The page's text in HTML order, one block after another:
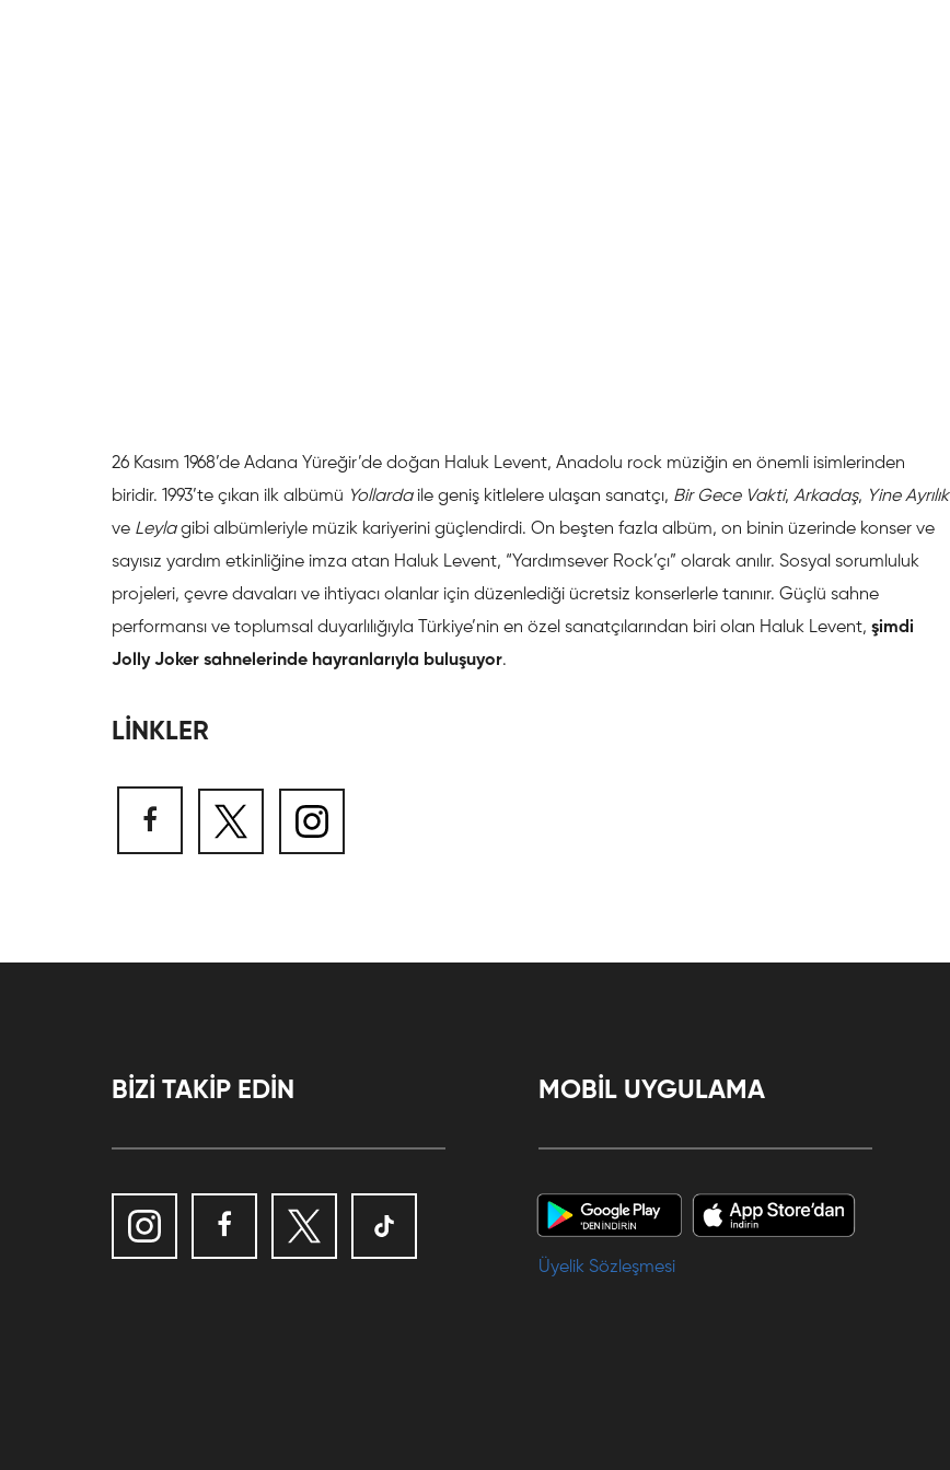
26 Kasım 1968’de Adana Yüreğir’de doğan Haluk Levent, Anadolu rock müziğin en önemli isimlerinden
biridir. 1993’te çıkan ilk albümü Yollardaile geniş kitlelere ulaşan sanatçı, Bir Gece Vakti, Arkadaş, Yine Ayrılık
ve Leylagibi albümleriyle müzik kariyerini güçlendirdi. On beşten fazla albüm, on binin üzerinde konser ve
sayısız yardım etkinliğine imza atan Haluk Levent, “Yardımsever Rock’çı” olarak anılır. Sosyal sorumluluk
projeleri, çevre davaları ve ihtiyacı olanlar için düzenlediği ücretsiz konserlerle tanınır. Güçlü sahne
performansı ve toplumsal duyarlılığıyla Türkiye’nin en özel sanatçılarından biri olan Haluk Levent, şimdi
Jolly Joker sahnelerinde hayranlarıyla buluşuyor.
LİNKLER
BİZİ TAKİP EDİN MOBİL UYGULAMA
Üyelik Sözleşmesi